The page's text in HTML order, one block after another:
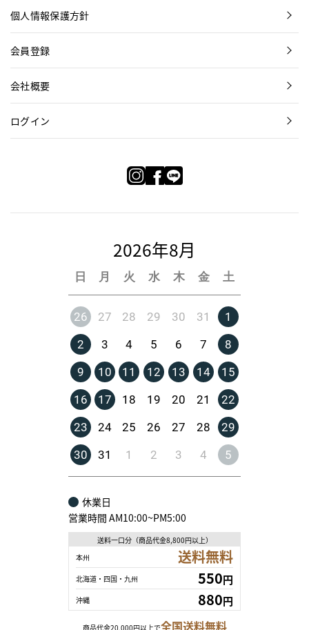
個人情報保護方針
会員登録
会社概要
ログイン
2026年8月
日 月 火 水 木 金 土
26 27 28 29 30 31
1
2
3 4 5 6 7
8
9
10 11 12 13 14
15
16
17 18 19 20 21
22
23
24 25 26 27 28
29
30
31 1 2 3 4 5
休業日
営業時間 AM10:00~PM5:00
送料一口分（商品代金8,800円以上）
本州
送料無料
北海道・四国・九州 550円
沖縄 880円
商品代金20,000円以上で全国送料無料